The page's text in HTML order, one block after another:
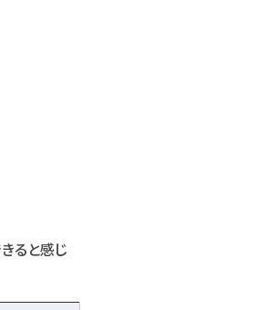
ると感じ